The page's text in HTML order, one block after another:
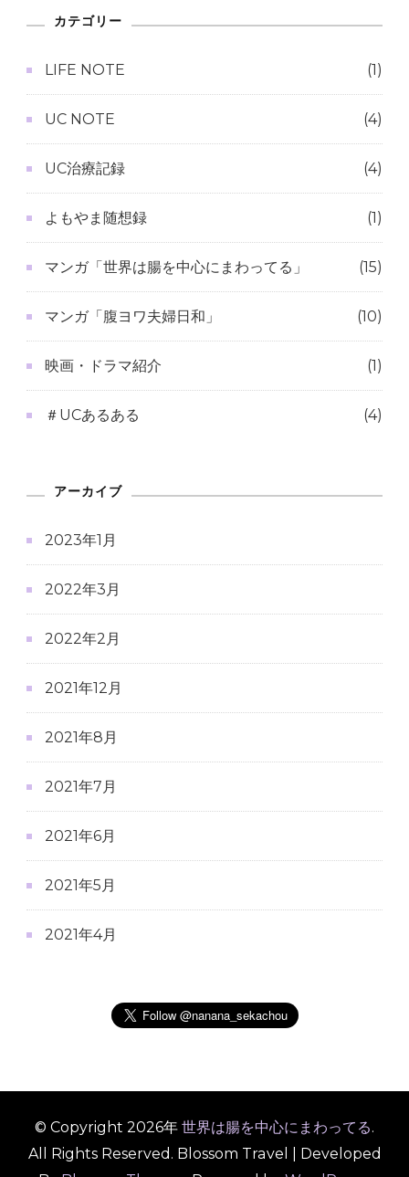
カテゴリー
LIFE NOTE (1)
UC NOTE (4)
UC治療記録 (4)
よもやま随想録 (1)
マンガ「世界は腸を中心にまわってる」 (15)
マンガ「腹ヨワ夫婦日和」 (10)
映画・ドラマ紹介 (1)
＃UCあるある (4)
アーカイブ
2023年1月
2022年3月
2022年2月
2021年12月
2021年8月
2021年7月
2021年6月
2021年5月
2021年4月
© Copyright 2026年 世界は腸を中心にまわってる.
All Rights Reserved. Blossom Travel | Developed